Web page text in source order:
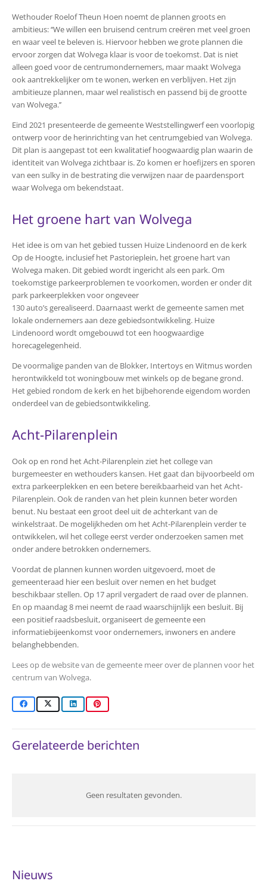
Wethouder Roelof Theun Hoen noemt de plannen groots en
ambitieus: ‘‘We willen een bruisend centrum creëren met veel groen
en waar veel te beleven is. Hiervoor hebben we grote plannen die
ervoor zorgen dat Wolvega klaar is voor de toekomst. Dat is niet
alleen goed voor de centrumondernemers, maar maakt Wolvega
ook aantrekkelijker om te wonen, werken en verblijven. Het zijn
ambitieuze plannen, maar wel realistisch en passend bij de grootte
van Wolvega.’’
Eind 2021 presenteerde de gemeente Weststellingwerf een voorlopig
ontwerp voor de herinrichting van het centrumgebied van Wolvega.
Dit plan is aangepast tot een kwalitatief hoogwaardig plan waarin de
identiteit van Wolvega zichtbaar is. Zo komen er hoefijzers en sporen
van een sulky in de bestrating die verwijzen naar de paardensport
waar Wolvega om bekendstaat.
Het groene hart van Wolvega
Het idee is om van het gebied tussen Huize Lindenoord en de kerk
Op de Hoogte, inclusief het Pastorieplein, het groene hart van
Wolvega maken. Dit gebied wordt ingericht als een park. Om
toekomstige parkeerproblemen te voorkomen, worden er onder dit
park parkeerplekken voor ongeveer
130 auto’s gerealiseerd. Daarnaast werkt de gemeente samen met
lokale ondernemers aan deze gebiedsontwikkeling. Huize
Lindenoord wordt omgebouwd tot een hoogwaardige
horecagelegenheid.
De voormalige panden van de Blokker, Intertoys en Witmus worden
herontwikkeld tot woningbouw met winkels op de begane grond.
Het gebied rondom de kerk en het bijbehorende eigendom worden
onderdeel van de gebiedsontwikkeling.
Acht-Pilarenplein
Ook op en rond het Acht-Pilarenplein ziet het college van
burgemeester en wethouders kansen. Het gaat dan bijvoorbeeld om
extra parkeerplekken en een betere bereikbaarheid van het Acht-
Pilarenplein. Ook de randen van het plein kunnen beter worden
benut. Nu bestaat een groot deel uit de achterkant van de
winkelstraat. De mogelijkheden om het Acht-Pilarenplein verder te
ontwikkelen, wil het college eerst verder onderzoeken samen met
onder andere betrokken ondernemers.
Voordat de plannen kunnen worden uitgevoerd, moet de
gemeenteraad hier een besluit over nemen en het budget
beschikbaar stellen. Op 17 april vergadert de raad over de plannen.
En op maandag 8 mei neemt de raad waarschijnlijk een besluit. Bij
een positief raadsbesluit, organiseert de gemeente een
informatiebijeenkomst voor ondernemers, inwoners en andere
belanghebbenden.
Lees op de website van de gemeente meer over de plannen voor het
centrum van Wolvega.
Gerelateerde berichten
Geen resultaten gevonden.
Nieuws